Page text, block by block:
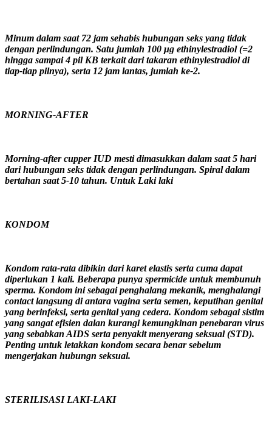
Minum dalam saat 72 jam sehabis hubungan seks yang tidak
dengan perlindungan. Satu jumlah 100 μg ethinylestradiol (=2
hingga sampai 4 pil KB terkait dari takaran ethinylestradiol di
tiap-tiap pilnya), serta 12 jam lantas, jumlah ke-2.
MORNING-AFTER
Morning-after cupper IUD mesti dimasukkan dalam saat 5 hari
dari hubungan seks tidak dengan perlindungan. Spiral dalam
bertahan saat 5-10 tahun. Untuk Laki laki
KONDOM
Kondom rata-rata dibikin dari karet elastis serta cuma dapat
diperlukan 1 kali. Beberapa punya spermicide untuk membunuh
sperma. Kondom ini sebagai penghalang mekanik, menghalangi
contact langsung di antara vagina serta semen, keputihan genital
yang berinfeksi, serta genital yang cedera. Kondom sebagai sistim
yang sangat efisien dalan kurangi kemungkinan penebaran virus
yang sebabkan AIDS serta penyakit menyerang seksual (STD).
Penting untuk letakkan kondom secara benar sebelum
mengerjakan hubungn seksual.
STERILISASI LAKI-LAKI